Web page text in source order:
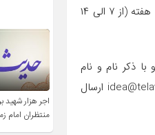
ضرورت انجام فعالیت گسترده در ماه مبارک رمضان در سطح ملی، فراخوان ایده های خلاقانه قرآنی را به مدت یک هفته (از ۷ الی ۱۴
ذکر نام و نام
خانوادگی و شماره تماس از طریق پیام‌رسان واتساپ به شماره ۰۹۱۰۴۶۳۱۰۰۴ و یا پست الکترونیک به نشانی idea@telavat.ir ارسال
اجر هزار شهید
منتظران امام